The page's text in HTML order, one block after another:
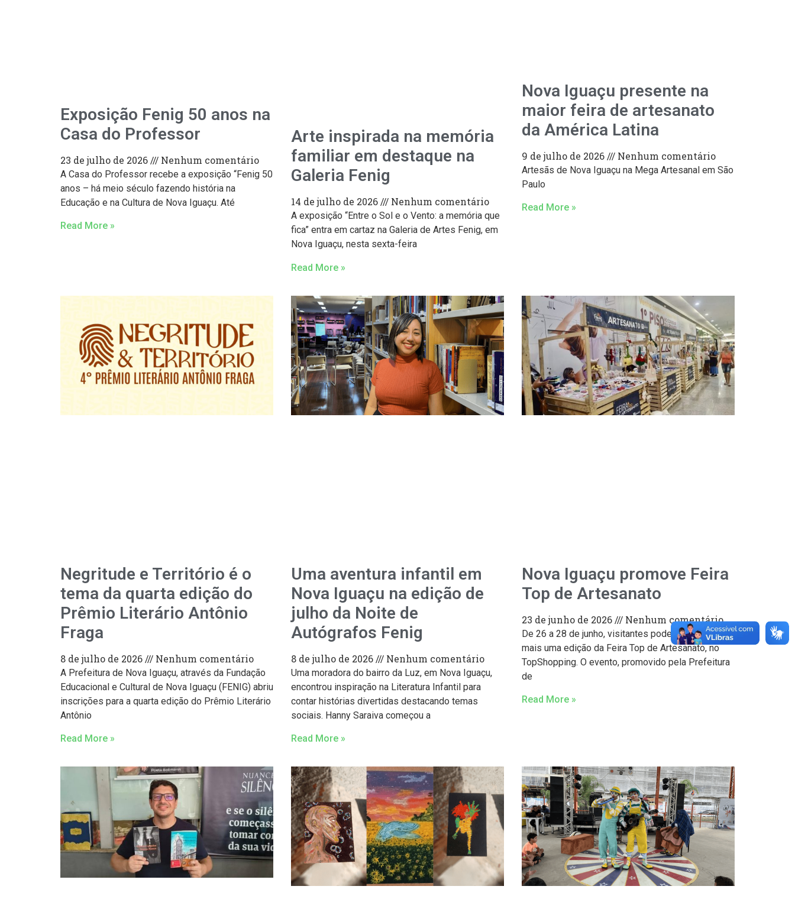
Exposição Fenig 50 anos na
Casa do Professor
23 de julho de 2026 Nenhum comentário
A Casa do Professor recebe a exposição “Fenig 50
anos – há meio século fazendo história na
Educação e na Cultura de Nova Iguaçu. Até
Read More »
Arte inspirada na memória
familiar em destaque na
Galeria Fenig
14 de julho de 2026 Nenhum comentário
A exposição “Entre o Sol e o Vento: a memória que
fica” entra em cartaz na Galeria de Artes Fenig, em
Nova Iguaçu, nesta sexta-feira
Read More »
Nova Iguaçu presente na
maior feira de artesanato
da América Latina
9 de julho de 2026 Nenhum comentário
Artesãs de Nova Iguaçu na Mega Artesanal em São
Paulo
Read More »
Negritude e Território é o
tema da quarta edição do
Prêmio Literário Antônio
Fraga
8 de julho de 2026 Nenhum comentário
A Prefeitura de Nova Iguaçu, através da Fundação
Educacional e Cultural de Nova Iguaçu (FENIG) abriu
inscrições para a quarta edição do Prêmio Literário
Antônio
Read More »
Uma aventura infantil em
Nova Iguaçu na edição de
julho da Noite de
Autógrafos Fenig
8 de julho de 2026 Nenhum comentário
Uma moradora do bairro da Luz, em Nova Iguaçu,
encontrou inspiração na Literatura Infantil para
contar histórias divertidas destacando temas
sociais. Hanny Saraiva começou a
Read More »
Nova Iguaçu promove Feira
Top de Artesanato
23 de junho de 2026 Nenhum comentário
De 26 a 28 de junho, visitantes poderão conferir
mais uma edição da Feira Top de Artesanato, no
TopShopping. O evento, promovido pela Prefeitura
de
Read More »